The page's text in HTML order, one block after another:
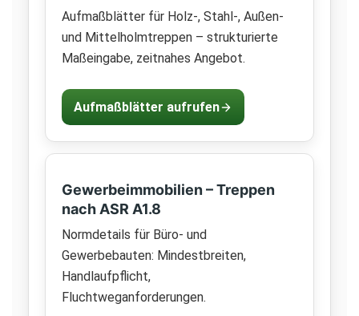
Aufmaßblätter für Holz-, Stahl-, Außen-
und Mittelholmtreppen – strukturierte
Maßeingabe, zeitnahes Angebot.
Aufmaßblätter aufrufen
Gewerbeimmobilien – Treppen
nach ASR A1.8
Normdetails für Büro- und
Gewerbebauten: Mindestbreiten,
Handlaufpflicht,
Fluchtweganforderungen.